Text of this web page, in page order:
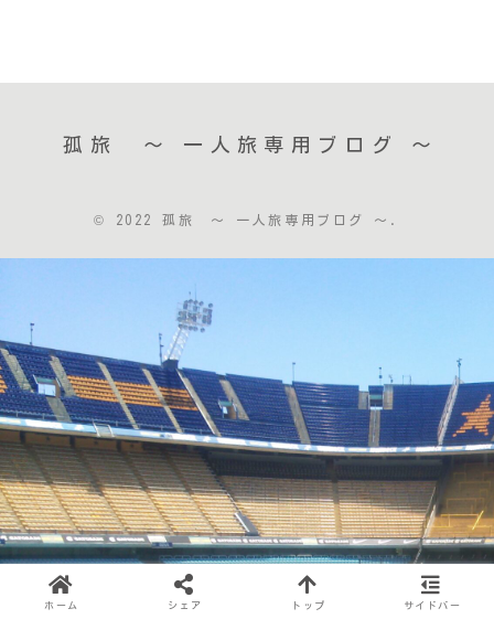
孤旅 〜 一人旅専用ブログ ～
© 2022 孤旅 〜 一人旅専用ブログ ～.
ホーム シェア トップ サイドバー